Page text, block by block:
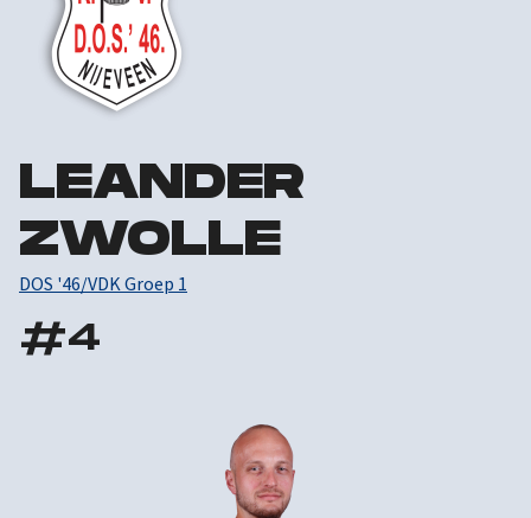
LEANDER
ZWOLLE
DOS '46/VDK Groep 1
#4